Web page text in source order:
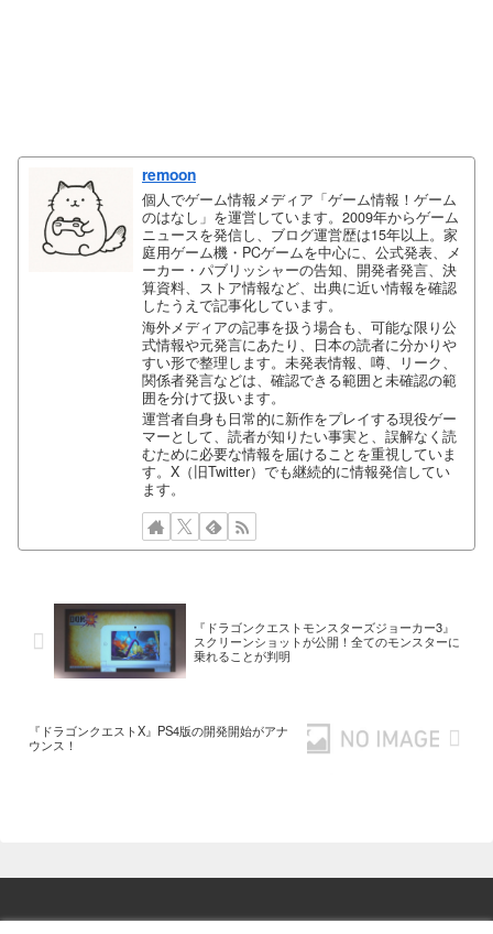
remoon
個人でゲーム情報メディア「ゲーム情報！ゲーム
のはなし」を運営しています。2009年からゲーム
ニュースを発信し、ブログ運営歴は15年以上。家
庭用ゲーム機・PCゲームを中心に、公式発表、メ
ーカー・パブリッシャーの告知、開発者発言、決
算資料、ストア情報など、出典に近い情報を確認
したうえで記事化しています。
海外メディアの記事を扱う場合も、可能な限り公
式情報や元発言にあたり、日本の読者に分かりや
すい形で整理します。未発表情報、噂、リーク、
関係者発言などは、確認できる範囲と未確認の範
囲を分けて扱います。
運営者自身も日常的に新作をプレイする現役ゲー
マーとして、読者が知りたい事実と、誤解なく読
むために必要な情報を届けることを重視していま
す。X（旧Twitter）でも継続的に情報発信してい
ます。
『ドラゴンクエストモンスターズジョーカー3』
スクリーンショットが公開！全てのモンスターに
乗れることが判明
『ドラゴンクエストX』PS4版の開発開始がアナ
ウンス！